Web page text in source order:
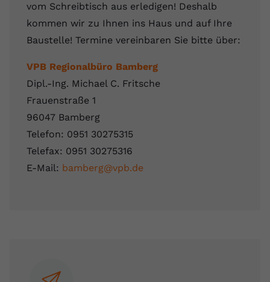
vom Schreibtisch aus erledigen! Deshalb
kommen wir zu Ihnen ins Haus und auf Ihre
Baustelle! Termine vereinbaren Sie bitte über:
VPB Regionalbüro Bamberg
Dipl.-Ing. Michael C. Fritsche
Frauenstraße 1
96047 Bamberg
Telefon: 0951 30275315
Telefax: 0951 30275316
E-Mail: bamberg@vpb.de